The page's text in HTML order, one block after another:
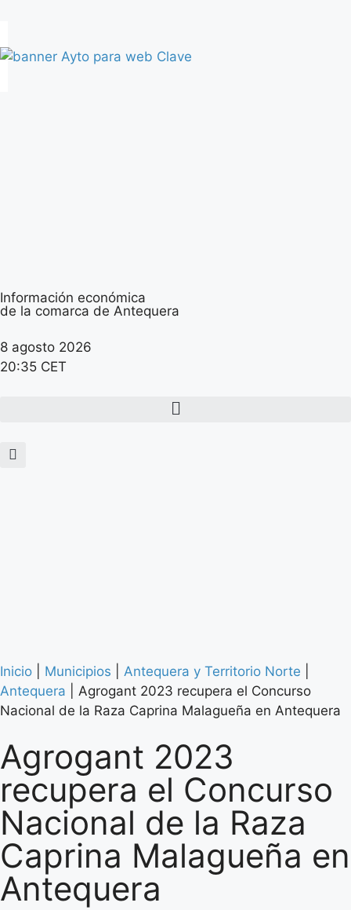
Información económica
de la comarca de Antequera
8 agosto 2026
20:35 CET
Inicio Municipios Antequera y Territorio Norte
Antequera
Agrogant 2023 recupera el Concurso
Nacional de la Raza Caprina Malagueña en Antequera
Agrogant 2023
recupera el Concurso
Nacional de la Raza
Caprina Malagueña en
Antequera